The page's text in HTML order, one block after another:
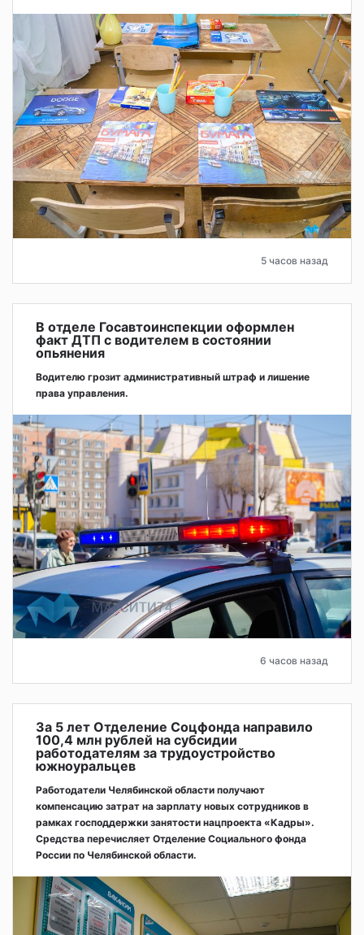
5 часов назад
В отделе Госавтоинспекции оформлен
факт ДТП с водителем в состоянии
опьянения
Водителю грозит административный штраф и лишение
права управления.
6 часов назад
За 5 лет Отделение Соцфонда направило
100,4 млн рублей на субсидии
работодателям за трудоустройство
южноуральцев
Работодатели Челябинской области получают
компенсацию затрат на зарплату новых сотрудников в
рамках господдержки занятости нацпроекта «Кадры».
Средства перечисляет Отделение Социального фонда
России по Челябинской области.